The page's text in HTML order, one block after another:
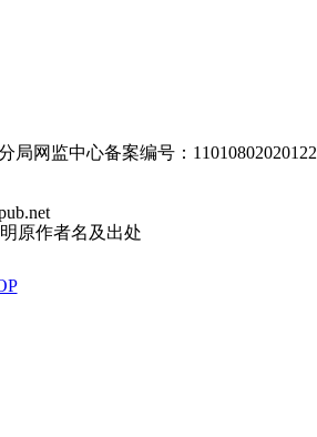
局网监中心备案编号：11010802020122
原作者名及出处